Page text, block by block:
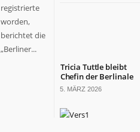
registrierte
worden,
berichtet die
„Berliner...
Tricia Tuttle bleibt
Chefin der Berlinale
5. MÄRZ 2026